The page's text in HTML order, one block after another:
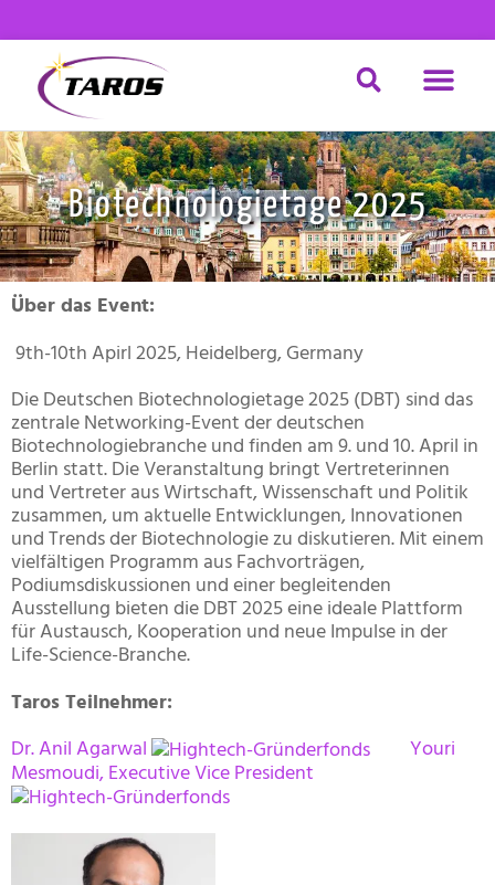
Inhalt
springen
Biotechnologietage 2025
Über das Event:
9th-10th Apirl 2025, Heidelberg, Germany
Die Deutschen Biotechnologietage 2025 (DBT) sind das
zentrale Networking-Event der deutschen
Biotechnologiebranche und finden am 9. und 10. April in
Berlin statt. Die Veranstaltung bringt Vertreterinnen
und Vertreter aus Wirtschaft, Wissenschaft und Politik
zusammen, um aktuelle Entwicklungen, Innovationen
und Trends der Biotechnologie zu diskutieren. Mit einem
vielfältigen Programm aus Fachvorträgen,
Podiumsdiskussionen und einer begleitenden
Ausstellung bieten die DBT 2025 eine ideale Plattform
für Austausch, Kooperation und neue Impulse in der
Life-Science-Branche.
Taros Teilnehmer:
Dr. Anil Agarwal
Youri
Mesmoudi, Executive Vice President